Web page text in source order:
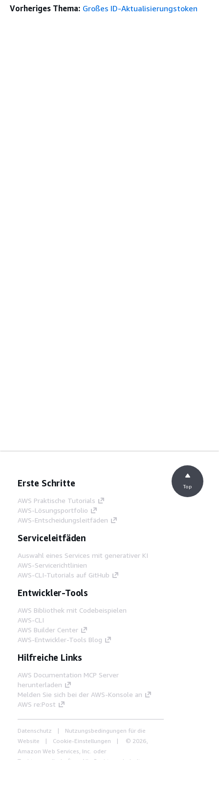
Vorheriges Thema: Großes ID-Aktualisierungstoken
Erste Schritte
AWS Praktische Tutorials
AWS-Lösungsportfolio
AWS-Entscheidungsleitfäden
Serviceleitfäden
Auswahl eines Services mit generativer KI
AWS-Servicerichtlinien
AWS-CLI-Tutorials auf GitHub
Entwickler-Tools
AWS Bibliothek mit Codebeispielen
AWS-CLI
AWS Builder Center
AWS-Entwickler-Tools Blog
Hilfreiche Links
AWS Documentation MCP Server
herunterladen
Melden Sie sich bei der AWS-Konsole an
AWS re:Post
Datenschutz
Nutzungsbedingungen für die
Website
Cookie-Einstellungen
© 2026,
Amazon Web Services, Inc. oder
Tochtergesellschaften. Alle Rechte vorbehalten.
Top